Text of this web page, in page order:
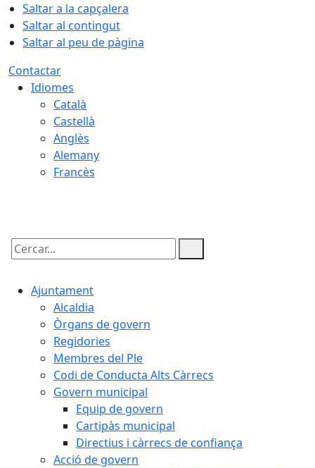
Saltar a la capçalera
Saltar al contingut
Saltar al peu de pàgina
Contactar
Idiomes
Català
Castellà
Anglès
Alemany
Francès
Cercar:
Ajuntament
Alcaldia
Òrgans de govern
Regidories
Membres del Ple
Codi de Conducta Alts Càrrecs
Govern municipal
Equip de govern
Cartipàs municipal
Directius i càrrecs de confiança
Acció de govern